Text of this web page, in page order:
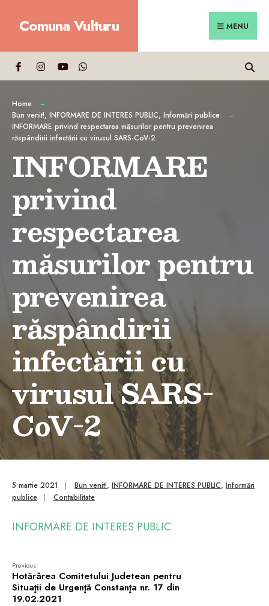
Comuna Vulturu MENU
Home
Bun venit!, INFORMARE DE INTERES PUBLIC, Informări publice
INFORMARE privind respectarea măsurilor pentru prevenirea
răspândirii infectării cu virusul SARS-CoV-2
INFORMARE
privind
respectarea
măsurilor pentru
prevenirea
răspândirii
infectării cu
virusul SARS-
CoV-2
5 martie 2021 | Bun venit!, INFORMARE DE INTERES PUBLIC, Informări
publice
| Contabilitate
INFORMARE DE INTERES PUBLIC
Previous:
Hotărârea Comitetului Judetean pentru
Situaţii de Urgenţă Constanţa nr. 17 din
19.02.2021
for:
Close